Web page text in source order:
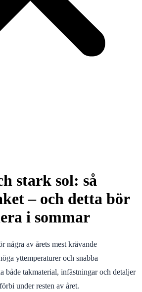
stark sol: så
– och detta bör
i sommar
några av årets mest krävande
yttemperaturer och snabba
både takmaterial, infästningar och detaljer
under resten av året.